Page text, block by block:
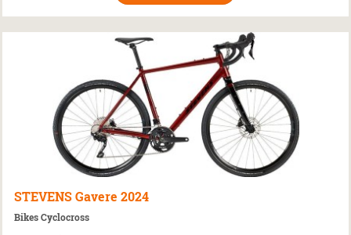
STEVENS Gavere 2024
Bikes Cyclocross